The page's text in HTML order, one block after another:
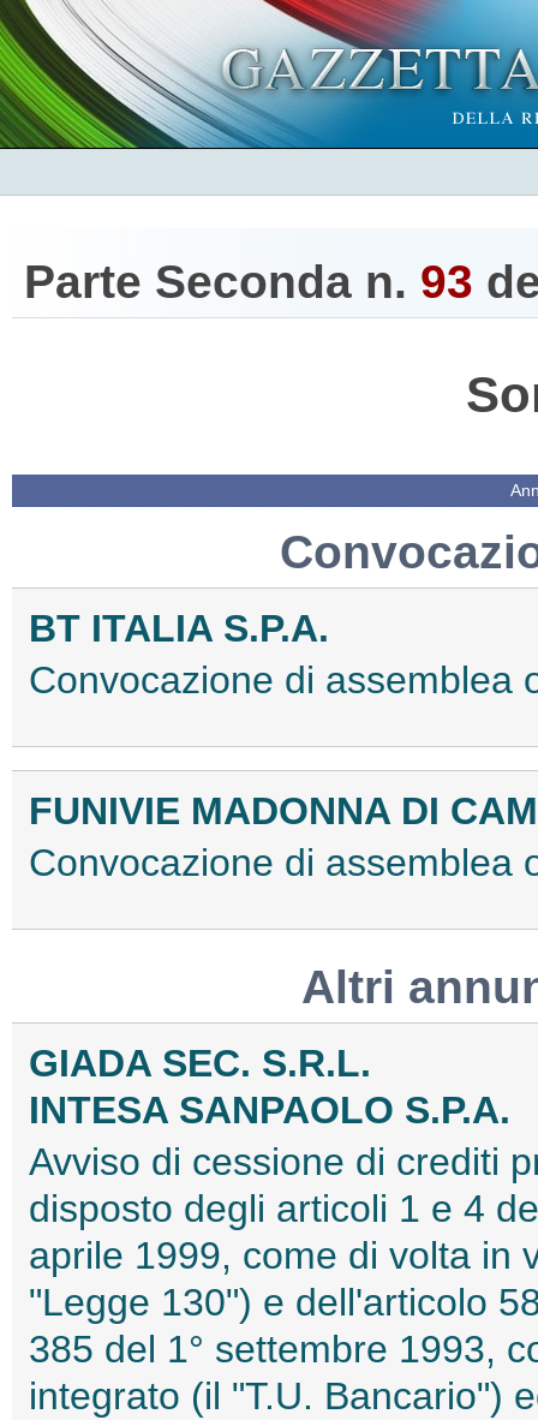
Parte Seconda n. 93
BT ITALIA S.P.A.
Convocazione di assemblea
FUNIVIE MADONNA DI
Convocazione di assemblea
Altri
GIADA SEC. S.R.L.
INTESA SANPAOLO S.P.A.
Avviso di cessione di crediti
disposto degli articoli 1 e 4
aprile 1999, come di volta in
"Legge 130") e dell'articolo
385 del 1° settembre 1993,
integrato (il "T.U. Bancario")